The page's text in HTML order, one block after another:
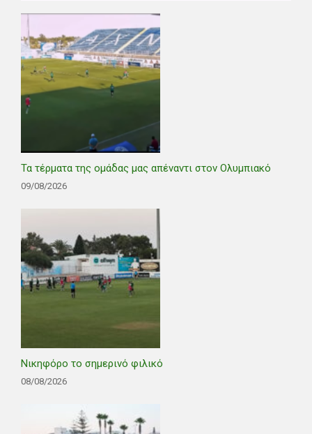
Τα τέρματα της ομάδας μας απέναντι στον Ολυμπιακό
09/08/2026
Νικηφόρο το σημερινό φιλικό
08/08/2026